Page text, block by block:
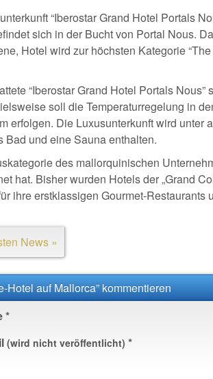
“Iberostar Grand Hotel Portals
sich in der Bucht von Portal Nous.
Hotel wird zur höchsten Kategorie
“Iberostar Grand Hotel Portals Nous”
soll die Temperaturregelung in
erfolgen. Die Luxusunterkunft wird unter
Bad und eine Sauna enthalten.
des mallorquinischen
hat. Bisher wurden Hotels der „Grand
ihre erstklassigen Gourmet-Restaurants
News »
Hotel auf Mallorca” kommentieren
*
(wird nicht veröffentlicht) *